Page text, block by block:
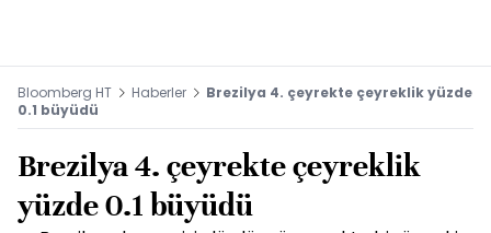
Bloomberg HT Haberler
Brezilya 4. çeyrekte çeyreklik yüzde
0.1 büyüdü
Brezilya 4. çeyrekte çeyreklik
yüzde 0.1 büyüdü